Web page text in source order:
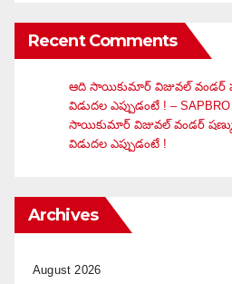
Recent Comments
ఆది సాయికుమార్ విజువ‌ల్ వండ‌ర్
విడుదల ఎప్పుడంటే ! – SAPBRO
సాయికుమార్ విజువ‌ల్ వండ‌ర్
విడుదల ఎప్పుడంటే !
Archives
August 2026